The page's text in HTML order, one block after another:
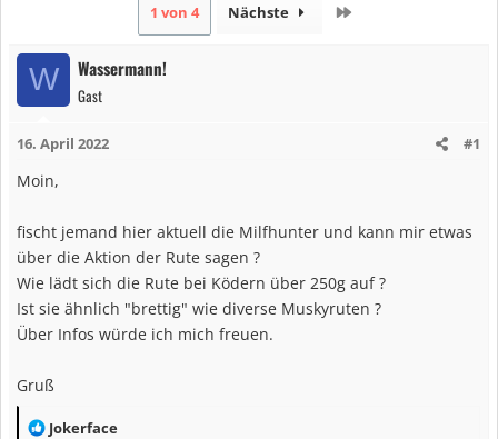
1 von 4 Nächste
W Wassermann!
Gast
16. April 2022 #1
Moin,
fischt jemand hier aktuell die Milfhunter und kann mir etwas
über die Aktion der Rute sagen ?
Wie lädt sich die Rute bei Ködern über 250g auf ?
Ist sie ähnlich "brettig" wie diverse Muskyruten ?
Über Infos würde ich mich freuen.
Gruß
R
Jokerface